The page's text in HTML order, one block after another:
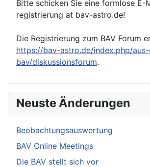
Bitte schicken Sie eine formlose E-
registrierung at bav-astro.de!
Die Registrierung zum BAV Forum
https://bav-astro.de/index.php/
bav/diskussionsforum.
Neuste Änderungen
Beobachtungsauswertung
BAV Online Meetings
Die BAV stellt sich vor